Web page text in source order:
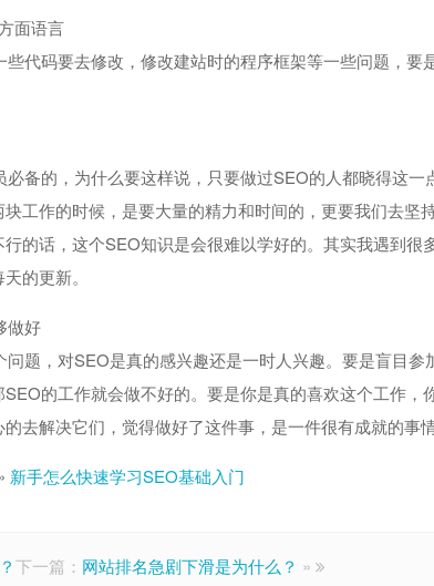
面语言
代码要去修改，修改建站时的程序框架等一些问题，要
备的，为什么要这样说，只要做过SEO的人都晓得这
工作的时候，是要大量的精力和时间的，更要我们去坚
的话，这个SEO知识是会很难以学好的。其实我遇到很
的更新。
做好
题，对SEO是真的感兴趣还是一时人兴趣。要是盲目
的工作就会做不好的。要是你是真的喜欢这个工作，
去解决它们，觉得做好了这件事，是一件很有成就的事情
新手怎么快速学习SEO基础入门
下一篇： 网站排名急剧下滑是为什么？ »